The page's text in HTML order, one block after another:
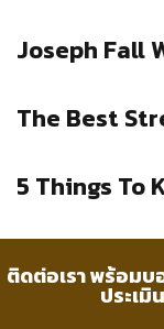
Joseph Fall
The Best
5 Things To
ติดต่อเรา พร้อมบ
ประเมิ